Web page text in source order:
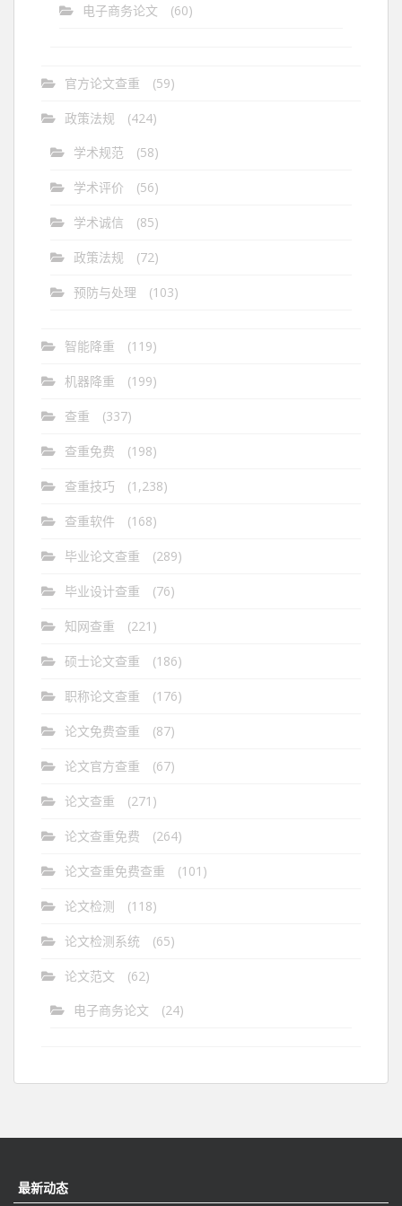
电子商务论文 (60)
官方论文查重 (59)
政策法规
(424)
学术规范
(58)
学术评价 (56)
学术诚信 (85)
政策法规 (72)
预防与处理 (103)
智能降重 (119)
机器降重 (199)
查重 (337)
查重免费 (198)
查重技巧 (1,238)
查重软件 (168)
毕业论文查重 (289)
毕业设计查重 (76)
知网查重 (221)
硕士论文查重 (186)
职称论文查重 (176)
论文免费查重 (87)
论文官方查重 (67)
论文查重 (271)
论文查重免费 (264)
论文查重免费查重 (101)
论文检测 (118)
论文检测系统 (65)
论文范文
(62)
电子商务论文
(24)
最新动态